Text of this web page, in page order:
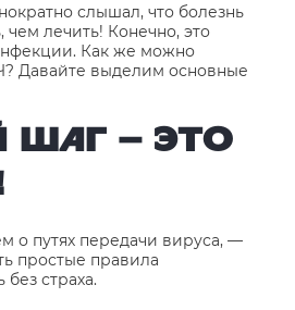
слышал, что болезнь
чем лечить! Конечно, это
Как же можно
Давайте выделим основные
ШАГ – ЭТО
о путях передачи вируса, —
простые правила
страха.